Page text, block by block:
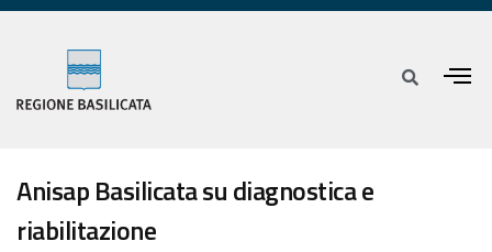
Anisap Basilicata su diagnostica e
riabilitazione